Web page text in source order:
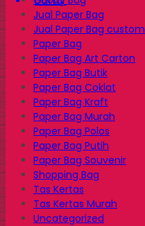
Jual Paper Bag
Jual Paper Bag custom
Paper Bag
Paper Bag Art Carton
Paper Bag Butik
Paper Bag Coklat
Paper Bag Kraft
Paper Bag Murah
Paper Bag Polos
Paper Bag Putih
Paper Bag Souvenir
Shopping Bag
Tas Kertas
Tas Kertas Murah
Uncategorized